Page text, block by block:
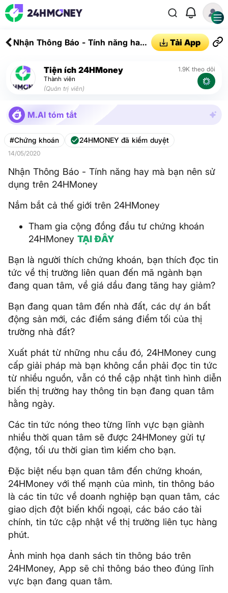
Nhận Thông Báo - Tính năng hay
24HMoney
Tải App
Tiện ích 24HMoney
Thành viên
(Quản trị viên)
1.9K theo dõi
M.AI tóm tắt
#Chứng khoán 24HMONEY đã kiểm duyệt
14/05/2020
Nhận Thông Báo - Tính năng hay mà bạn nên sử
dụng trên 24HMoney
Nắm bắt cả thế giới trên 24HMoney
Tham gia cộng đồng đầu tư chứng khoán
24HMoney TẠI ĐÂY
Bạn là người thích chứng khoán, bạn thích đọc tin
tức về thị trường liên quan đến mã ngành bạn
đang quan tâm, về giá dầu đang tăng hay giảm?
Bạn đang quan tâm đến nhà đất, các dự án bất
động sản mới, các điểm sáng điểm tối của thị
trường nhà đất?
Xuất phát từ những nhu cầu đó, 24HMoney cung
cấp giải pháp mà bạn không cần phải đọc tin tức
từ nhiều nguồn, vẫn có thể cập nhật tình hình diễn
biến thị trường hay thông tin bạn đang quan tâm
hằng ngày.
Các tin tức nóng theo từng lĩnh vực bạn giành
nhiều thời quan tâm sẽ được 24HMoney gửi tự
động, tối ưu thời gian tìm kiếm cho bạn.
Đặc biệt nếu bạn quan tâm đến chứng khoán,
24HMoney với thế mạnh của mình, tin thông báo
là các tin tức về doanh nghiệp bạn quan tâm, các
giao dịch đột biến khối ngoại, các báo cáo tài
chính, tin tức cập nhật về thị trường liên tục hàng
phút.
Ảnh minh họa danh sách tin thông báo trên
24HMoney, App sẽ chỉ thông báo theo đúng lĩnh
vực bạn đang quan tâm.